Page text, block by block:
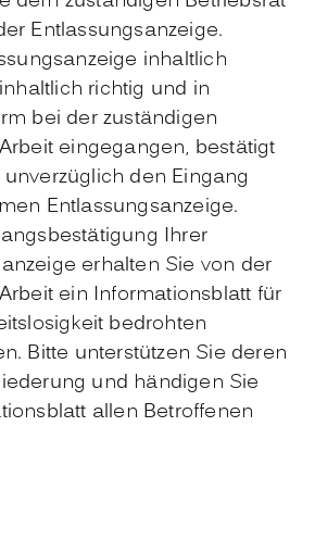
Entlassungsanzeige.
inhaltlich
richtig und in
bei der zuständigen
eingegangen, bestätigt
den Eingang
Entlassungsanzeige.
Ihrer
erhalten Sie von der
ein Informationsblatt für
bedrohten
Bitte unterstützen Sie deren
und händigen Sie
allen Betroffenen